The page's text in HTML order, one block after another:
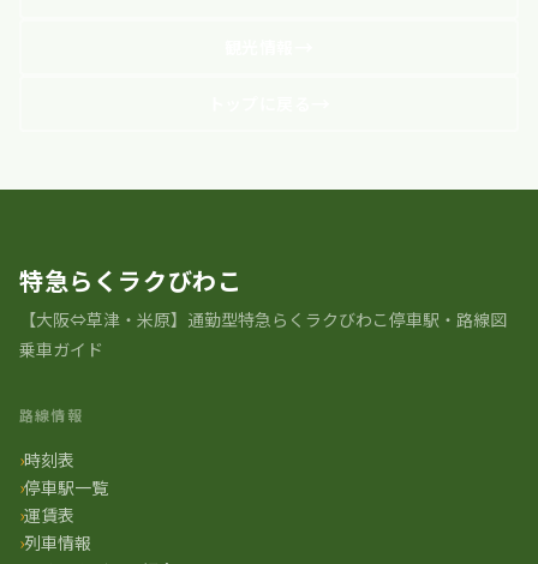
特急らくラクびわこ
【大阪⇔草津・米原】通勤型特急らくラクびわこ停車駅・路線図
乗車ガイド
路線情報
時刻表
停車駅一覧
運賃表
列車情報